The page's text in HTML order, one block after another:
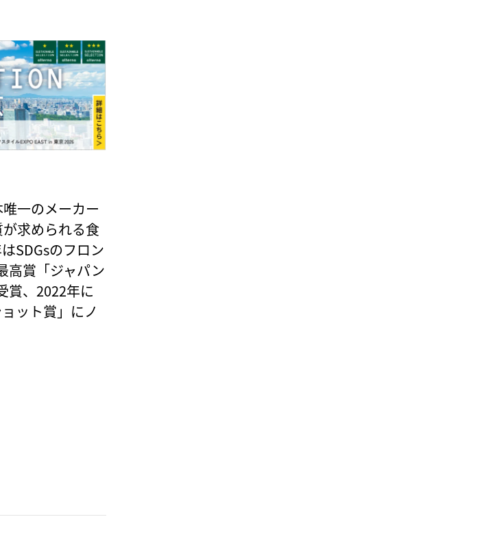
一のメーカー
求められる食
SDGsのフロン
高賞「ジャパン
賞、2022年に
ット賞」にノ